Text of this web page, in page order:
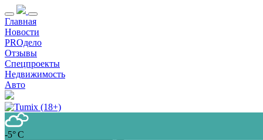
Главная
Новости
PROдело
Отзывы
Спецпроекты
Недвижимость
Авто
-5° С